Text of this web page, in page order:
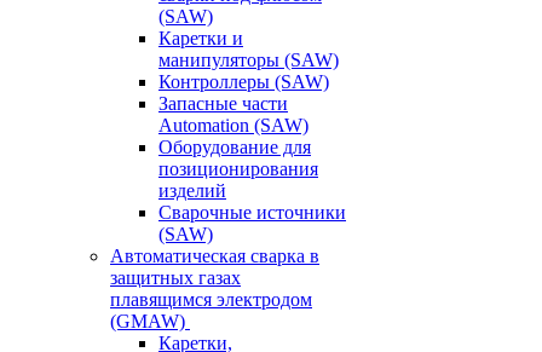
(SAW)
Каретки и
манипуляторы (SAW)
Контроллеры (SAW)
Запасные части
Automation (SAW)
Оборудование для
позиционирования
изделий
Сварочные источники
(SAW)
Автоматическая сварка в
защитных газах
плавящимся электродом
(GMAW)
Каретки,